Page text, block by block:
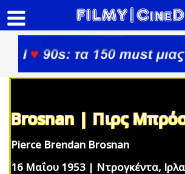
Brosnan | Πιρς
Pierce Brendan Brosnan
16 Μαΐου 1953 | Ντρογκέντα,